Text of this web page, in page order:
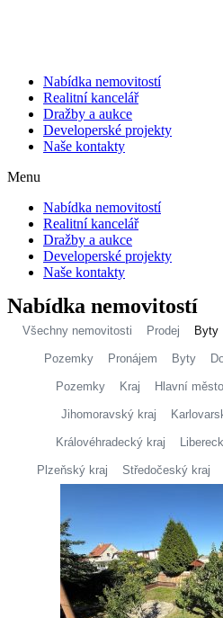
Nabídka nemovitostí
Realitní kancelář
Dražby a aukce
Developerské projekty
Naše kontakty
Menu
Nabídka nemovitostí
Realitní kancelář
Dražby a aukce
Developerské projekty
Naše kontakty
Nabídka nemovitostí
Prodej Byty
Pozemky Pronájem Byty
Pozemky Kraj Hlavní
Jihomoravský kraj
Královéhradecký kraj
Plzeňský kraj Středočeský kraj
Všechny nemovitosti